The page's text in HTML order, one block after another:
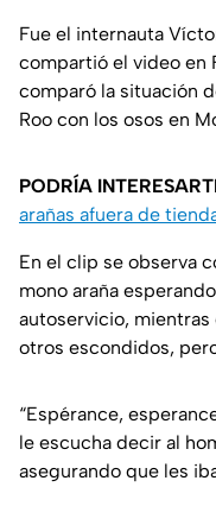
Fue el internauta
compartió el video en
comparó la situación
Roo con los osos en
PODRÍA
arañas afuera de
En el clip se observa
mono araña
autoservicio,
otros escondidos,
“Espérance,
le escucha decir al
asegurando que les